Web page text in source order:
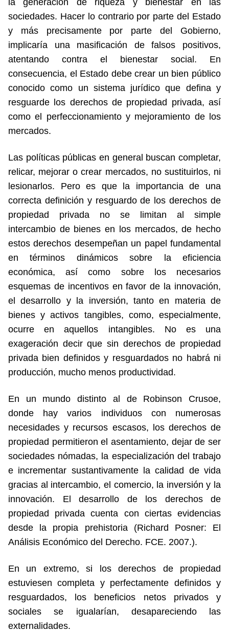
la generación de riqueza y bienestar en las
sociedades. Hacer lo contrario por parte del Estado
y más precisamente por parte del Gobierno,
implicaría una masificación de falsos positivos,
atentando contra el bienestar social. En
consecuencia, el Estado debe crear un bien público
conocido como un sistema jurídico que defina y
resguarde los derechos de propiedad privada, así
como el perfeccionamiento y mejoramiento de los
mercados.
Las políticas públicas en general buscan completar,
relicar, mejorar o crear mercados, no sustituirlos, ni
lesionarlos. Pero es que la importancia de una
correcta definición y resguardo de los derechos de
propiedad privada no se limitan al simple
intercambio de bienes en los mercados, de hecho
estos derechos desempeñan un papel fundamental
en términos dinámicos sobre la eficiencia
económica, así como sobre los necesarios
esquemas de incentivos en favor de la innovación,
el desarrollo y la inversión, tanto en materia de
bienes y activos tangibles, como, especialmente,
ocurre en aquellos intangibles. No es una
exageración decir que sin derechos de propiedad
privada bien definidos y resguardados no habrá ni
producción, mucho menos productividad.
En un mundo distinto al de Robinson Crusoe,
donde hay varios individuos con numerosas
necesidades y recursos escasos, los derechos de
propiedad permitieron el asentamiento, dejar de ser
sociedades nómadas, la especialización del trabajo
e incrementar sustantivamente la calidad de vida
gracias al intercambio, el comercio, la inversión y la
innovación. El desarrollo de los derechos de
propiedad privada cuenta con ciertas evidencias
desde la propia prehistoria (Richard Posner: El
Análisis Económico del Derecho. FCE. 2007.).
En un extremo, si los derechos de propiedad
estuviesen completa y perfectamente definidos y
resguardados, los beneficios netos privados y
sociales se igualarían, desapareciendo las
externalidades.